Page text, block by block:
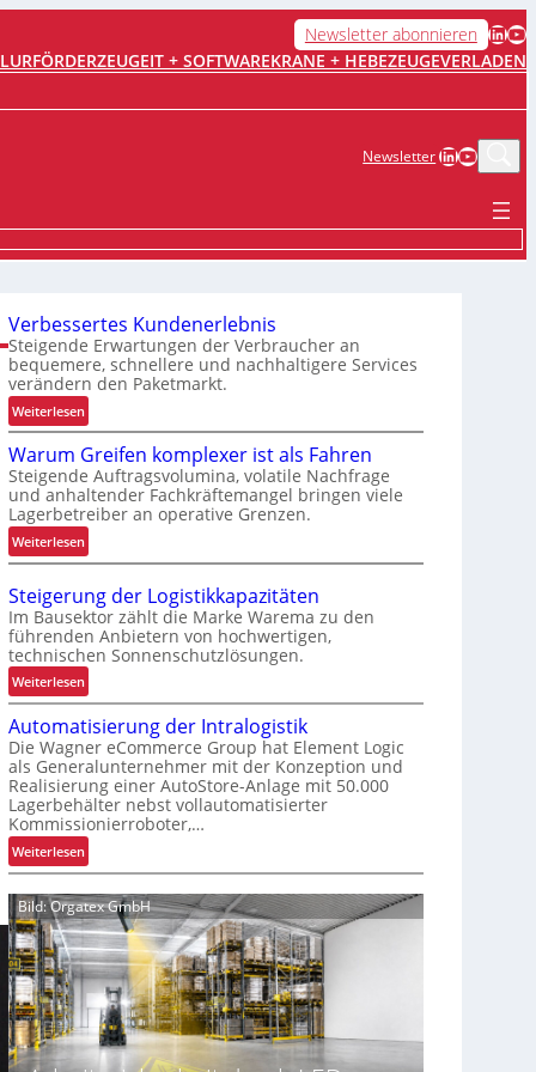
Newsletter abonnieren LinkedIn YouTube
IT + SOFTWAREKRANE + HEBEZEUGEVERLADEN
NewsletterLinkedIn
Verbessertes Kundenerlebnis
Steigende Erwartungen der Verbraucher an
bequemere, schnellere und nachhaltigere Services
verändern den Paketmarkt.
Weiterlesen:
V
e
r
b
e
s
s
e
r
t
e
s
K
u
n
d
e
n
e
r
e
b
n
i
Warum Greifen komplexer ist als Fahren
Steigende Auftragsvolumina, volatile Nachfrage
und anhaltender Fachkräftemangel bringen viele
Lagerbetreiber an operative Grenzen.
Weiterlesen:
W
r
u
m
r
e
i
f
e
n
k
o
p
l
e
x
e
i
Steigerung der Logistikkapazitäten
Im Bausektor zählt die Marke Warema zu den
führenden Anbietern von hochwertigen,
technischen Sonnenschutzlösungen.
Weiterlesen:
S
t
e
i
g
e
r
u
g
d
e
r
L
g
i
Automatisierung der Intralogistik
Die Wagner eCommerce Group hat Element Logic
als Generalunternehmer mit der Konzeption und
Realisierung einer AutoStore-Anlage mit 50.000
Lagerbehälter nebst vollautomatisierter
Kommissionierroboter,…
Weiterlesen:
A
u
t
m
a
t
i
Bild: Orgatex GmbH